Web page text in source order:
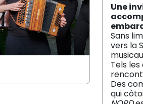
Une
Sans
vers la
Tels
Des
qui